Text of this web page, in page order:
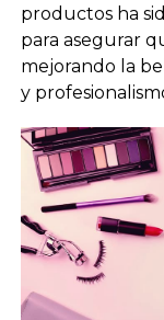
productos ha
para asegurar
mejorando la
y